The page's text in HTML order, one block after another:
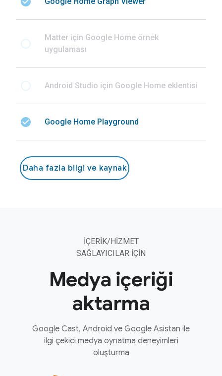
Matter için Google Home örnek
uygulaması
Android Studio için Google Home eklentisi
check_circle Google Home Playground
Daha fazla bilgi ve kaynak
İÇERIK/HIZMET
SAĞLAYICILAR IÇIN
Medya içeriği
aktarma
Google Cast, Android ve Google Asistan ile
ilgi çekici medya oynatma deneyimleri
oluşturma